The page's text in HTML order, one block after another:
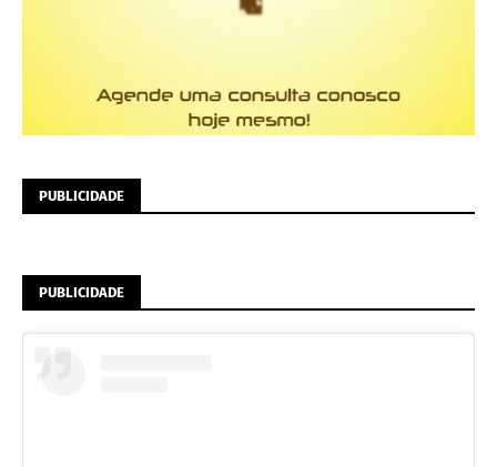
PUBLICIDADE
PUBLICIDADE